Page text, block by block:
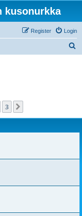
kusonurkka
Login
Register
3